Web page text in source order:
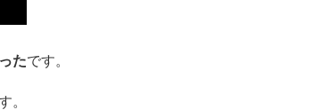
たです。
。